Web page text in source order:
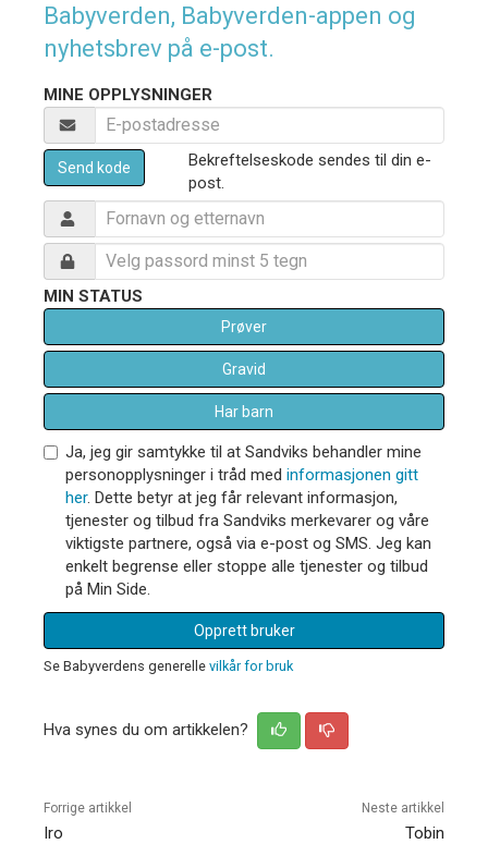
Babyverden, Babyverden-appen og
nyhetsbrev på e-post.
MINE OPPLYSNINGER
Send kode
Bekreftelseskode sendes til din e-
post.
MIN STATUS
Prøver
Gravid
Har barn
Ja, jeg gir samtykke til at Sandviks behandler mine
personopplysninger i tråd med informasjonen gitt
her. Dette betyr at jeg får relevant informasjon,
tjenester og tilbud fra Sandviks merkevarer og våre
viktigste partnere, også via e-post og SMS. Jeg kan
enkelt begrense eller stoppe alle tjenester og tilbud
på Min Side.
Opprett bruker
Se Babyverdens generelle vilkår for bruk
Hva synes du om artikkelen?
Forrige artikkel
Iro
Neste artikkel
Tobin